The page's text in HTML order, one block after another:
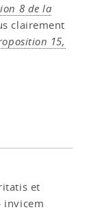
8 de la
clairement
15,
et
invicem